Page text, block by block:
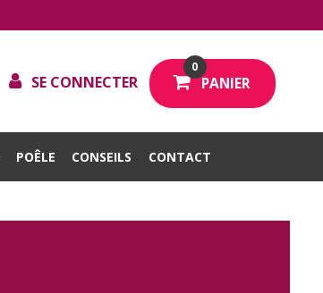
SE CONNECTER
0
PANIER
POÊLE CONSEILS CONTACT